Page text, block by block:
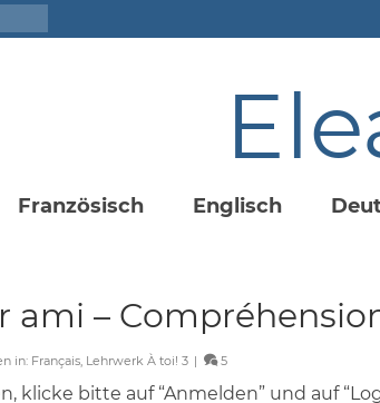
Französisch Englisch
ami –
in: Français, Lehrwerk À toi! 3 | 5
klicke bitte auf “Anmelden” und auf